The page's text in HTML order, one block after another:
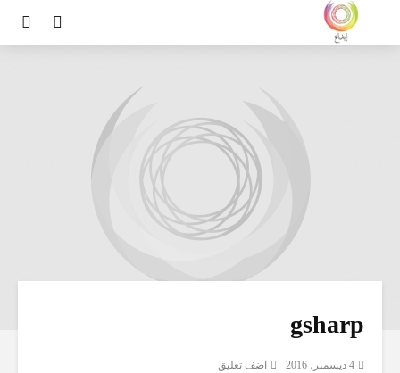
gsharp
4 ديسمبر، 2016 اضف تعليق